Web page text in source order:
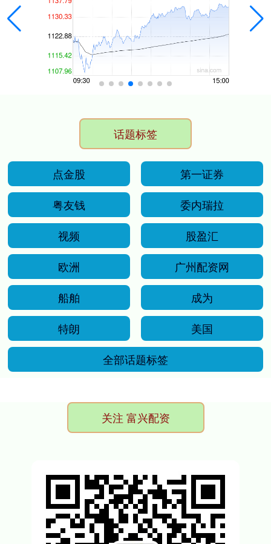
话题标签
点金股
第一证券
粤友钱
委内瑞拉
视频
股盈汇
欧洲
广州配资网
船舶
成为
特朗
美国
全部话题标签
关注 富兴配资